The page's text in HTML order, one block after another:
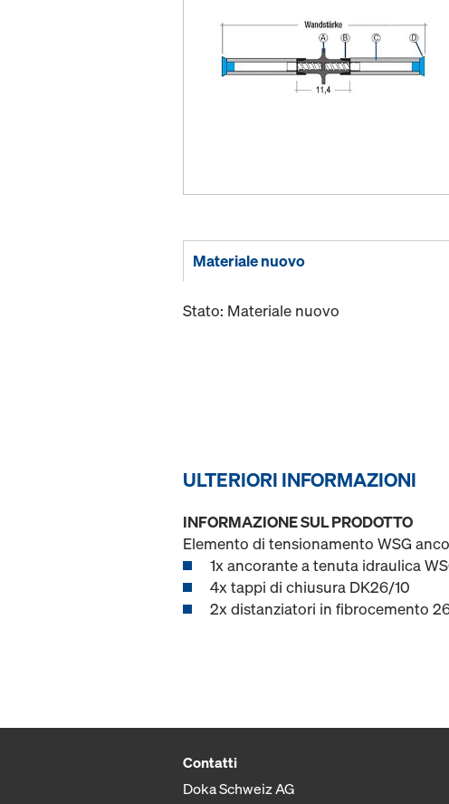
Materiale nuovo
Stato: Materiale nuovo
ULTERIORI INFORMAZIONI
INFORMAZIONE SUL PRODOTTO
Elemento di tensionamento WSG
1x ancorante a tenuta idraulica
4x tappi di chiusura DK26/10
2x distanziatori in fibrocemento
Contatti
Doka Schweiz AG